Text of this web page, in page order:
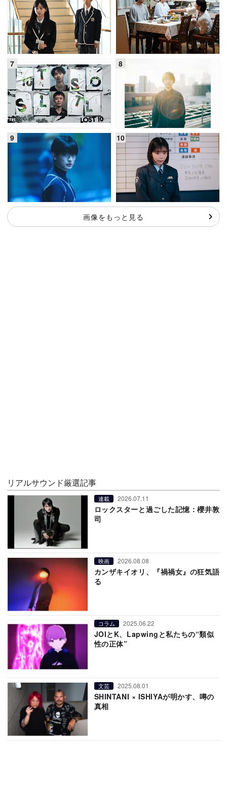
画像をもっと見る
リアルサウンド厳選記事
連載 2026.07.11
ロックスターと過ごした記憶：櫻井敦
司
映画 2026.08.08
カンザキイオリ、『禍禍女』の狂気語
る
コラム 2025.06.22
JOIとK、Lapwingと私たちの“類似
性の正体”
文芸 2025.08.01
SHINTANI × ISHIYAが明かす、噂の
真相